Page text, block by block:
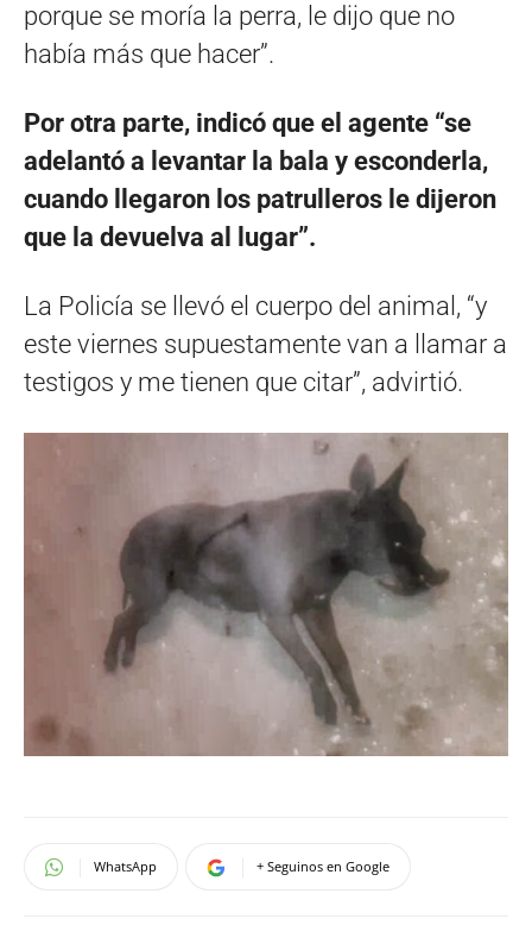
porque se moría la perra, le dijo que no
había más que hacer”.
Por otra parte, indicó que el agente “se
adelantó a levantar la bala y esconderla,
cuando llegaron los patrulleros le dijeron
que la devuelva al lugar”.
La Policía se llevó el cuerpo del animal, “y
este viernes supuestamente van a llamar a
testigos y me tienen que citar”, advirtió.
WhatsApp + Seguinos en Google